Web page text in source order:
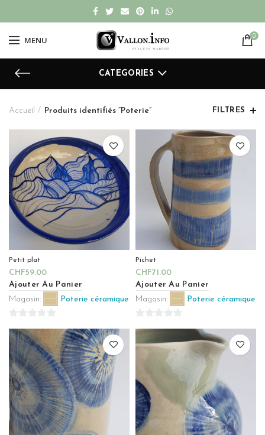
MENU 0
CATEGORIES
Accueil Produits identifiés “Poterie” FILTRES
Petit plat
CHF59.00
Ajouter Au Panier
Magasin:
Poterie céramique
sur
5
Pichet
CHF71.00
Ajouter Au Panier
Magasin:
Poterie céramique